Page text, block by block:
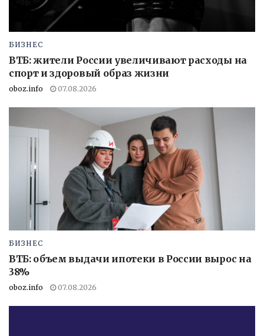
БИЗНЕС
ВТБ: жители России увеличивают расходы на
спорт и здоровый образ жизни
oboz.info 07.08.2026
БИЗНЕС
ВТБ: объем выдачи ипотеки в России вырос на
38%
oboz.info 07.08.2026